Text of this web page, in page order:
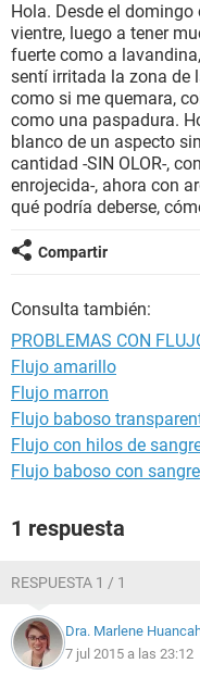
BIENESTAR
SEXUALIDAD
GLOSARIO
Hola. Desde el
vientre, luego a tener
fuerte como a
sentí irritada la zona de
como si me quemara,
como una paspadura.
blanco de un aspecto
cantidad -SIN OLOR-,
enrojecida-, ahora con
qué podría deberse,
Compartir
Consulta también:
PROBLEMAS CON
Flujo amarillo
Flujo marron
Flujo baboso
Flujo con hilos de
Flujo baboso con sangre
1 respuesta
RESPUESTA 1 / 1
Dra. Marlene
7 jul 2015 a las 23:12